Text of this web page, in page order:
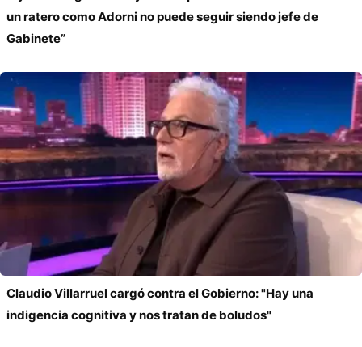
un ratero como Adorni no puede seguir siendo jefe de
Gabinete”
Claudio Villarruel cargó contra el Gobierno: "Hay una
indigencia cognitiva y nos tratan de boludos"